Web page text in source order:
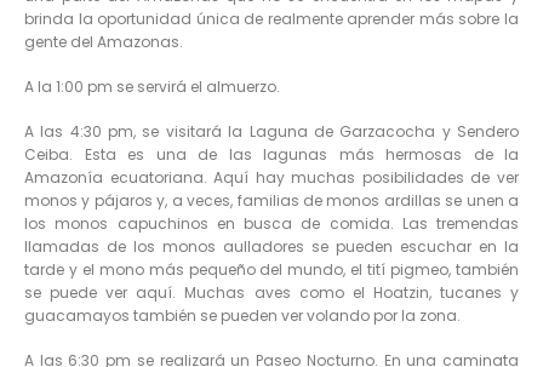
brinda la oportunidad única de realmente aprender más sobre la
gente del Amazonas.
A la 1:00 pm se servirá el almuerzo.
A las 4:30 pm, se visitará la Laguna de Garzacocha y Sendero
Ceiba. Esta es una de las lagunas más hermosas de la
Amazonía ecuatoriana. Aquí hay muchas posibilidades de ver
monos y pájaros y, a veces, familias de monos ardillas se unen a
los monos capuchinos en busca de comida. Las tremendas
llamadas de los monos aulladores se pueden escuchar en la
tarde y el mono más pequeño del mundo, el tití pigmeo, también
se puede ver aquí. Muchas aves como el Hoatzin, tucanes y
guacamayos también se pueden ver volando por la zona.
A las 6:30 pm se realizará un Paseo Nocturno. En una caminata